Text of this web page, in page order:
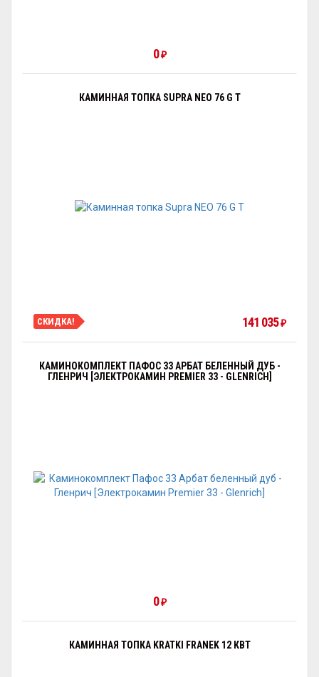
0 ₽
КАМИННАЯ ТОПКА SUPRA NEO 76 G T
СКИДКА! 141 035 ₽
КАМИНОКОМПЛЕКТ ПАФОС 33 АРБАТ БЕЛЕННЫЙ ДУБ -
ГЛЕНРИЧ [ЭЛЕКТРОКАМИН PREMIER 33 - GLENRICH]
0 ₽
КАМИННАЯ ТОПКА KRATKI FRANEK 12 КВТ